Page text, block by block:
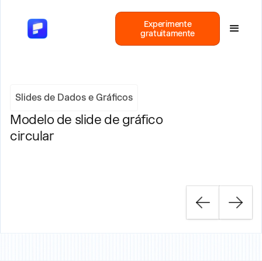
Experimente
gratuitamente
Slides de Dados e Gráficos
Modelo de slide de gráfico
circular